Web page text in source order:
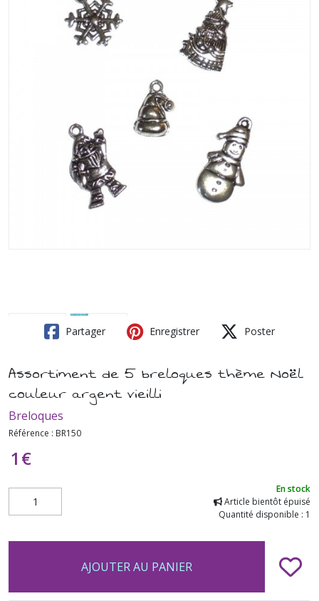
Partager Enregistrer Poster
Assortiment de 5 breloques thème Noël
couleur argent vieilli
Breloques
Référence : BR150
1 €
En stock
Article bientôt épuisé
Quantité disponible : 1
AJOUTER AU PANIER